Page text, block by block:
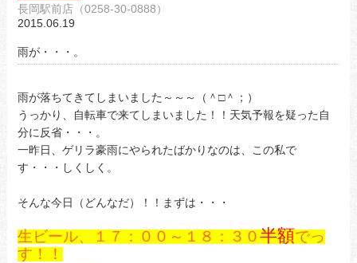
長岡駅前店（0258-30-0888）
2015.06.19
雨が・・・。
雨が落ちてきてしまいました～～～（＾□＾；）
うっかり、自転車で来てしまいました！！天気予報を疑った自
分に反省・・・。
一昨日、ゲリラ豪雨にやられたばかりなのは、この私で
す・・・しくしく。
そんな今日（どんなだ）！！まずは・・・
生ビール、１７：００～１８：３０半額でっ
す！！